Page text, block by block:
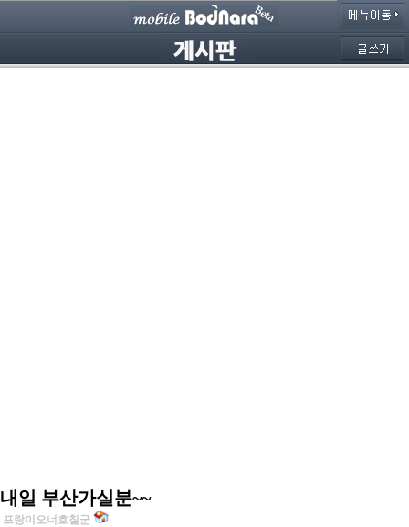
내일 부산가실분~~
프랑이오너호칠군